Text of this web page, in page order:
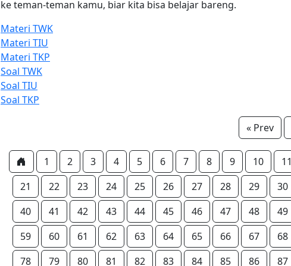
ke teman-teman kamu, biar kita bisa belajar bareng.
Materi TWK
Materi TIU
Materi TKP
Soal TWK
Soal TIU
Soal TKP
« Prev
1 2 3 4 5 6 7 8 9 10 11
21
22 23 24 25 26 27 28 29 30
40
41 42 43 44 45 46 47 48 49
59
60 61 62 63 64 65 66 67 68
78
79 80 81 82 83 84 85 86 87